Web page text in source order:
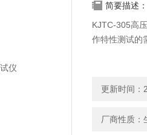
简要描述：
KJTC-305高
作特性测试的
更新时间：
厂商性质：